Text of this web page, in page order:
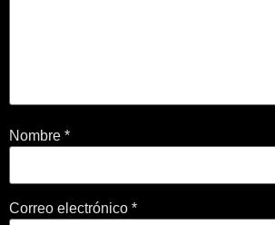
Nombre *
Correo electrónico *